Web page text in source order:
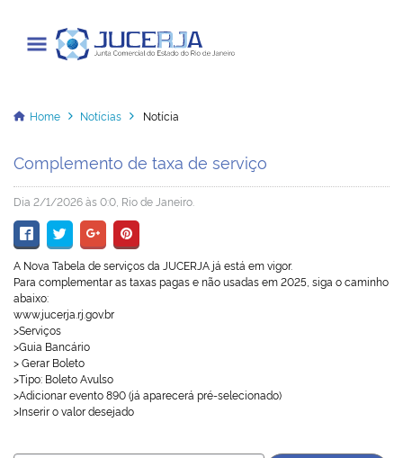
Cadastrar / Acessar
Institucional
Transparência
Informações
Serviços
Legislação
Home Notícias Notícia
Complemento de taxa de serviço
Dia 2/1/2026 às 0:0, Rio de Janeiro.
A Nova Tabela de serviços da JUCERJA já está em vigor.
Para complementar as taxas pagas enão usadas em 2025 , siga o caminho
abaixo:
www.jucerja.rj.gov.br
>Serviços
>Guia Bancário
> Gerar Boleto
>Tipo: Boleto Avulso
>Adicionar evento 890(já aparecerá pré-selecionado)
>Inserir o valor desejado